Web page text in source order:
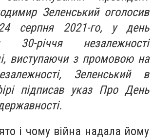
Зеленський оголосив
серпня 2021-го, у день
30-річчя незалежності
виступаючи з промовою на
Зеленський в
підписав указ Про День
і чому війна надала йому